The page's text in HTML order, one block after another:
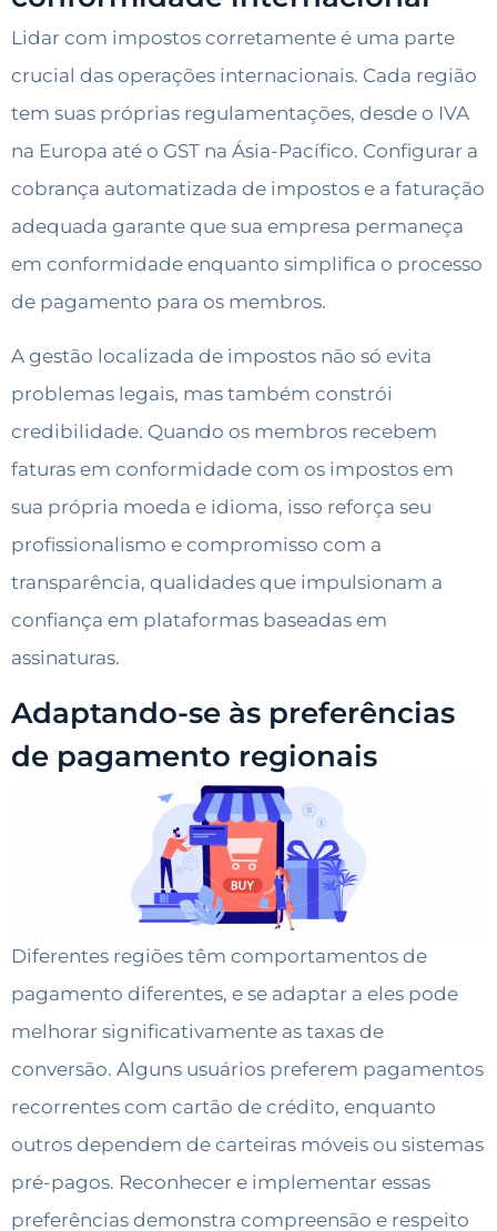
Lidar com impostos corretamente é uma parte
crucial das operações internacionais. Cada região
tem suas próprias regulamentações, desde o IVA
na Europa até o GST na Ásia-Pacífico. Configurar a
cobrança automatizada de impostos e a faturação
adequada garante que sua empresa permaneça
em conformidade enquanto simplifica o processo
de pagamento para os membros.
A gestão localizada de impostos não só evita
problemas legais, mas também constrói
credibilidade. Quando os membros recebem
faturas em conformidade com os impostos em
sua própria moeda e idioma, isso reforça seu
profissionalismo e compromisso com a
transparência, qualidades que impulsionam a
confiança em plataformas baseadas em
assinaturas.
Adaptando-se às preferências
de pagamento regionais
Diferentes regiões têm comportamentos de
pagamento diferentes, e se adaptar a eles pode
melhorar significativamente as taxas de
conversão. Alguns usuários preferem pagamentos
recorrentes com cartão de crédito, enquanto
outros dependem de carteiras móveis ou sistemas
pré-pagos. Reconhecer e implementar essas
preferências demonstra compreensão e respeito